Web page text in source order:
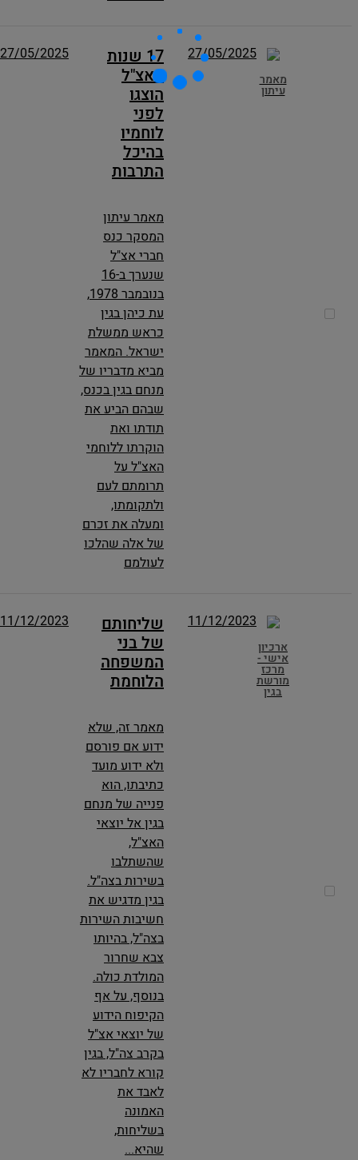
מאמר
עיתון
27/05/2025
17 שנות
האצ"ל
הוצגו
לפני
לוחמיו
בהיכל
התרבות
מאמר עיתון
המסקר כנס
חברי אצ"ל
שנערך ב-16
בנובמבר 1978,
עת כיהן בגין
כראש ממשלת
ישראל. המאמר
מביא מדבריו של
מנחם בגין בכנס,
שבהם הביע את
תודתו ואת
הוקרתו ללוחמי
האצ"ל על
תרומתם לעם
ולתקומתו,
ומעלה את זכרם
של אלה שהלכו
לעולמם
27/05/2025
ארכיון
אישי -
מרכז
מורשת
בגין
11/12/2023
שליחותם
של בני
המשפחה
הלוחמת
מאמר זה, שלא
ידוע אם פורסם
ולא ידוע מועד
כתיבתו, הוא
פנייה של מנחם
בגין אל יוצאי
האצ"ל,
שהשתלבו
בשירות בצה"ל.
בגין מדגיש את
חשיבות השירות
בצה"ל, בהיותו
צבא שחרור
המולדת כולה.
בנוסף, על אף
הקיפוח הידוע
של יוצאי אצ"ל
בקרב צה"ל, בגין
קורא לחבריו לא
לאבד את
האמונה
בשליחות,
שהיא...
11/12/2023